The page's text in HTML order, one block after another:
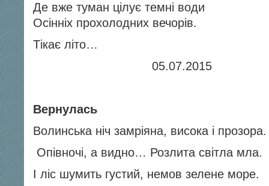
Де вже туман цілує темні води
Осінніх прохолодних вечорів.
Тікає літо…
05.07.2015
Вернулась
Волинська ніч замріяна, висока і прозора.
Опівночі, а видно… Розлита світла мла.
І ліс шумить густий, немов зелене море.